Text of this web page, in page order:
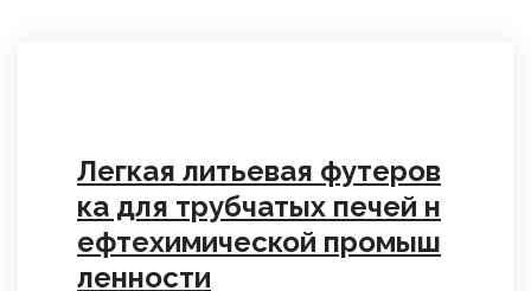
Легкая литьевая футеров
ка для трубчатых печей н
ефтехимической промыш
ленности